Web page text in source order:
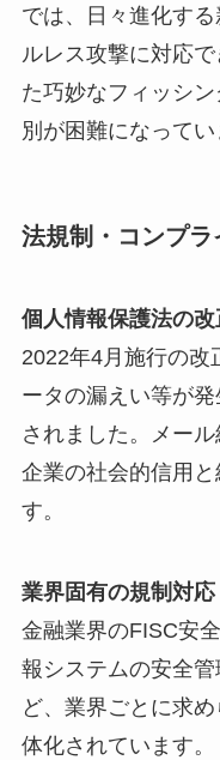
では、日々進化す
ルレス攻撃に対応
た巧妙なフィッシ
別が困難になってい
法規制・コンプ
個人情報保護法の
2022年4月施行の改
ータの漏えい等が
されました。メール
企業の社会的信用
す。
業界固有の規制対応
金融業界のFISC安
報システムの安全
ど、業界ごとに求
体化されています。